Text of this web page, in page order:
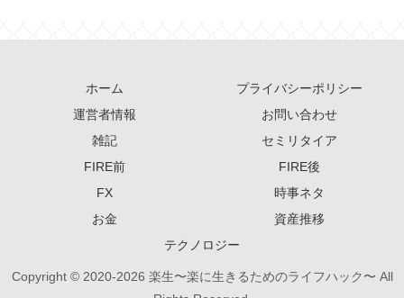
ホーム
プライバシーポリシー
運営者情報
お問い合わせ
雑記
セミリタイア
FIRE前
FIRE後
FX
時事ネタ
お金
資産推移
テクノロジー
Copyright © 2020-2026 楽生〜楽に生きるためのライフハック〜 All